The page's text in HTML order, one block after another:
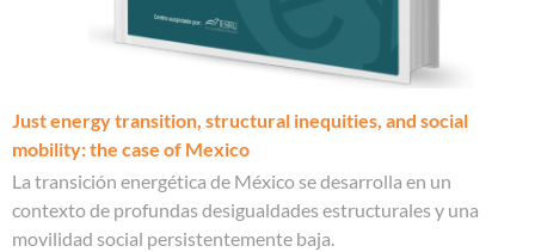
Just energy transition, structural inequities, and social
mobility: the case of Mexico
La transición energética de México se desarrolla en un
contexto de profundas desigualdades estructurales y una
movilidad social persistentemente baja.